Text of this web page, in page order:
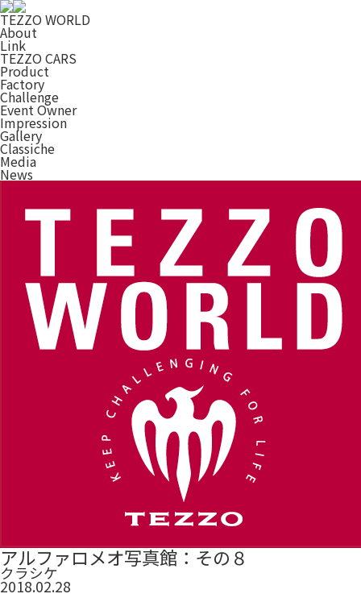
TEZZO WORLD
About
Link
TEZZO CARS
Product
Factory
Challenge
Event Owner
Impression
Gallery
Classiche
Media
News
アルファロメオ写真館：その８
クラシケ
2018.02.28